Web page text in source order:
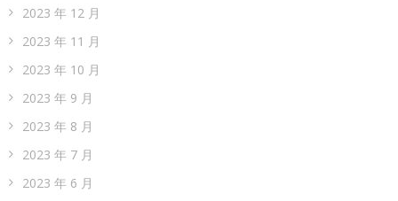
2023 年 12 月
2023 年 11 月
2023 年 10 月
2023 年 9 月
2023 年 8 月
2023 年 7 月
2023 年 6 月